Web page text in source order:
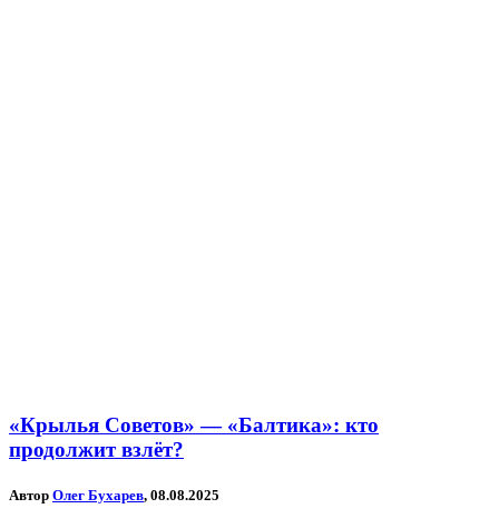
«Крылья Советов» — «Балтика»: кто
продолжит взлёт?
Автор Олег Бухарев, 08.08.2025